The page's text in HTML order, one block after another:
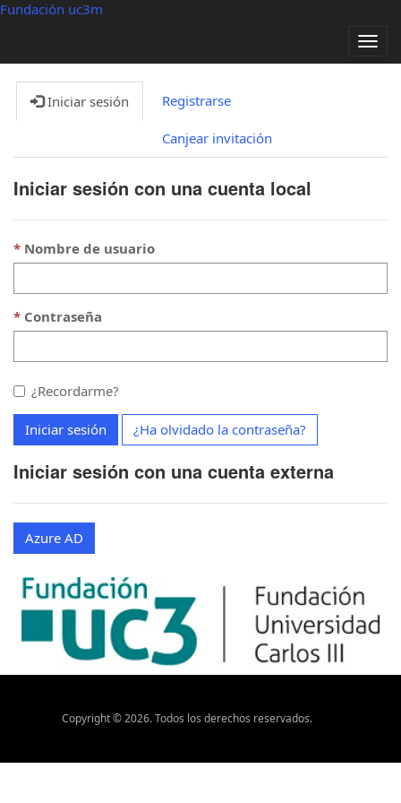
Fundación uc3m
Iniciar sesión Registrarse
Canjear invitación
Iniciar sesión con una cuenta local
Nombre de usuario
Contraseña
¿Recordarme?
Iniciar sesión ¿Ha olvidado la contraseña?
Iniciar sesión con una cuenta externa
Azure AD
Copyright ©2026. Todos los derechos reservados.